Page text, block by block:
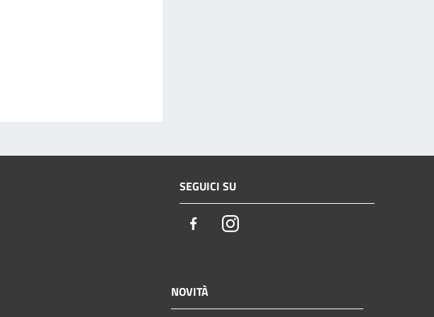
SEGUICI SU
FacebookInstagram
NOVITÀ